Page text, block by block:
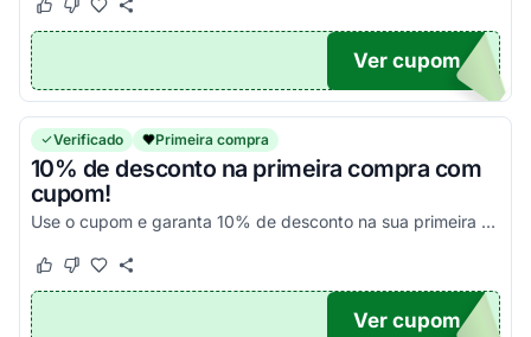
Este cupom funcionou
Este cupom não funcionou
TE10
Ver cupom
Verificado Primeira compra
10% de desconto na primeira compra com
cupom!
Use o cupom e garanta 10% de desconto na sua primeira compra no site. Aproveite!
Este cupom funcionou
Este cupom não funcionou
DO10
Ver cupom